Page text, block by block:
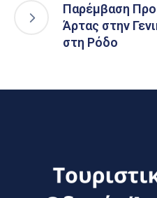
Παρέμβαση
Άρτας στην
στη Ρόδο